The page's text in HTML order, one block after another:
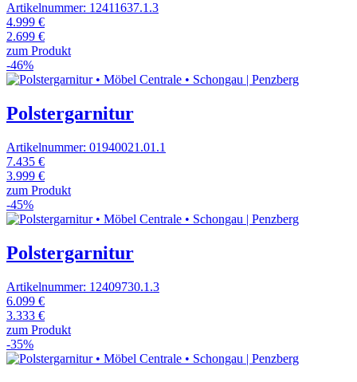
Artikelnummer: 12411637.1.3
4.999 €
2.699 €
zum Produkt
-46%
Polstergarnitur
Artikelnummer: 01940021.01.1
7.435 €
3.999 €
zum Produkt
-45%
Polstergarnitur
Artikelnummer: 12409730.1.3
6.099 €
3.333 €
zum Produkt
-35%